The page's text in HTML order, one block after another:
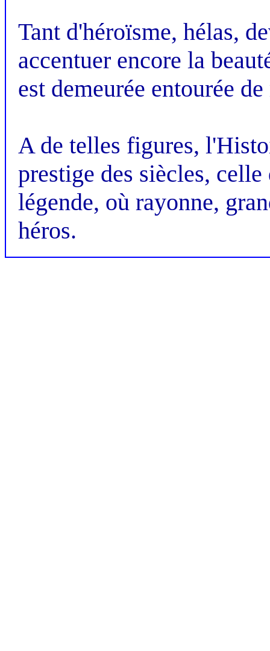
Tant d'héroïsme, hélas,
accentuer encore la
est demeurée entourée
A de telles figures,
prestige des siècles,
légende, où rayonne,
héros.